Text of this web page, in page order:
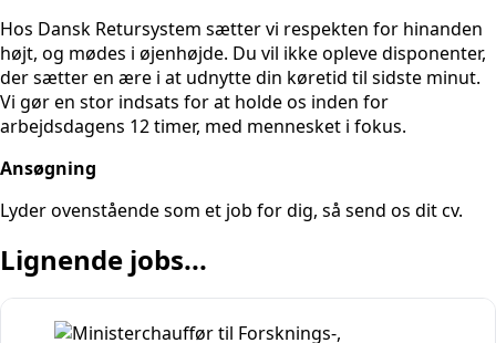
Hos Dansk Retursystem sætter vi respekten for hinanden
højt, og mødes i øjenhøjde. Du vil ikke opleve disponenter,
der sætter en ære i at udnytte din køretid til sidste minut.
Vi gør en stor indsats for at holde os inden for
arbejdsdagens 12 timer, med mennesket i fokus.
Ansøgning
Lyder ovenstående som et job for dig, så send os dit cv.
Lignende jobs...